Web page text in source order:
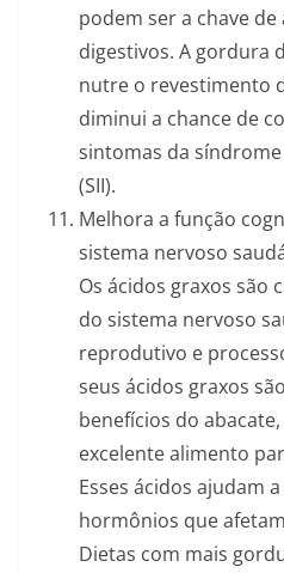
podem ser a chave
digestivos. A gordura
nutre o revestimento
diminui a chance de
sintomas da
(SII).
Melhora a função
sistema nervoso
Os ácidos graxos são
do sistema nervoso
reprodutivo e
seus ácidos graxos
benefícios do
excelente alimento
Esses ácidos ajudam
hormônios que
Dietas com mais